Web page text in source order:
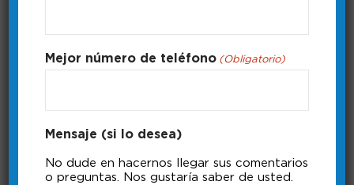
Primeros pasos
Mejor número de teléfono (Obligatorio)
Mensaje (si lo desea)
No dude en hacernos llegar sus comentarios
o preguntas. Nos gustaría saber de usted.